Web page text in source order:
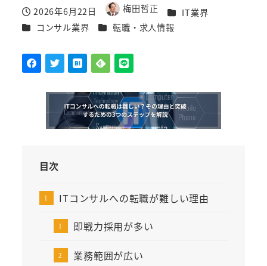
投稿日
2026年6月22日
著
者
梅田哲正 カテゴリー
IT業界
カテゴリー
コンサル業界 カテゴリー
転職・求人情報
目次
ITコンサルへの転職が難しい理由
即戦力採用が多い
業務範囲が広い